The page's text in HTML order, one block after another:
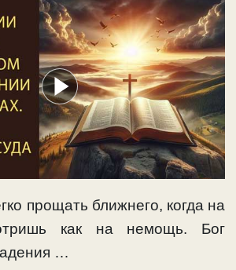
прощать ближнего, когда на
как на немощь. Бог
…